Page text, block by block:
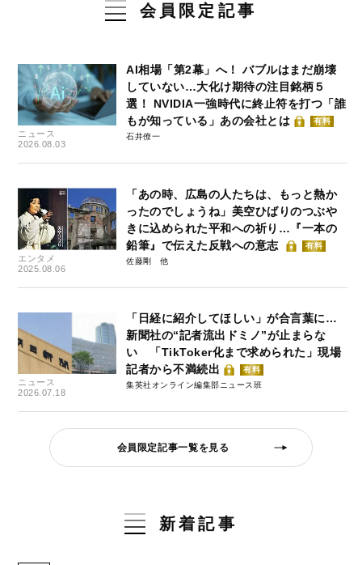
会員限定記事
ニュース
2026.08.03
AI相場「第2幕」へ！ バブルはまだ崩壊
していない…大化け期待の注目銘柄５
選！ NVIDIA一強時代に終止符を打つ「誰
もが知っている」あの会社とは
有料
石井僚一
エンタメ
2025.08.06
「あの時、広島の人たちは、もっと熱か
ったのでしょうね」美空ひばりのつぶや
きに込められた平和への祈り…『一本の
鉛筆』で伝えた反戦への意志
有料
佐藤剛
ニュース
2026.07.18
「日経に紹介してほしい」が合言葉に…
新聞社の“記者流出ドミノ”が止まらな
い 「TikToker化まで求められた」現場
記者から不満続出
有料
集英社オンライン編集部ニュース班
会員限定記事一覧を見る
新着記事